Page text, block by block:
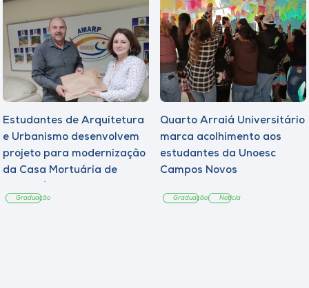
Estudantes de Arquitetura
e Urbanismo desenvolvem
projeto para modernização
da Casa Mortuária de
Graduação
Quarto Arraiá Universitário
marca acolhimento aos
estudantes da Unoesc
Campos Novos
Graduação Notícia